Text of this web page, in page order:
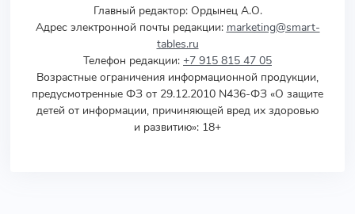
Главный редактор: Ордынец А.О.
Адрес электронной почты редакции: marketing@smart-
tables.ru
Телефон редакции: +7 915 815 47 05
Возрастные ограничения информационной продукции,
предусмотренные ФЗ от 29.12.2010 N436-ФЗ «О защите
детей от информации, причиняющей вред их здоровью
и развитию»: 18+